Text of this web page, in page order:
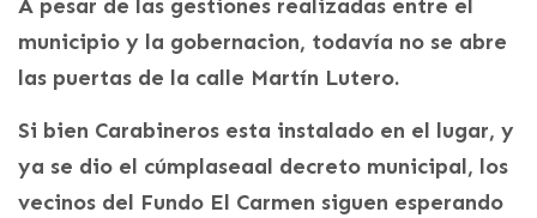
A pesar de las gestiones realizadas entre el
municipio y la gobernacion, todavía no se abre
las puertas de la calle Martín Lutero.
Si bien Carabineros esta instalado en el lugar, y
ya se dio el cúmplaseaal decreto municipal, los
vecinos del Fundo El Carmen siguen esperando